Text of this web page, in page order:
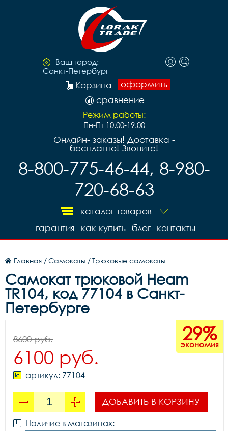
Ваш город:
Санкт-Петербург
оформить
Корзина
сравнение
Режим работы:
Пн-Пт 10.00-19.00
Онлайн- заказы! Доставка -
бесплатно! Звоните!
8-800-775-46-44, 8-980-
720-68-63
каталог товаров
контакты
блог
как купить
гарантия
Главная /Самокаты /Трюковые самокаты
Самокат трюковой Heam
TR104, код 77104 в Санкт-
Петербурге
29%
экономия
8600 руб.
6100 руб.
артикул: 77104
ДОБАВИТЬ В КОРЗИНУ
Наличие в магазинах: